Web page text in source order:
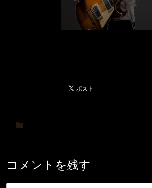
コメントを残す